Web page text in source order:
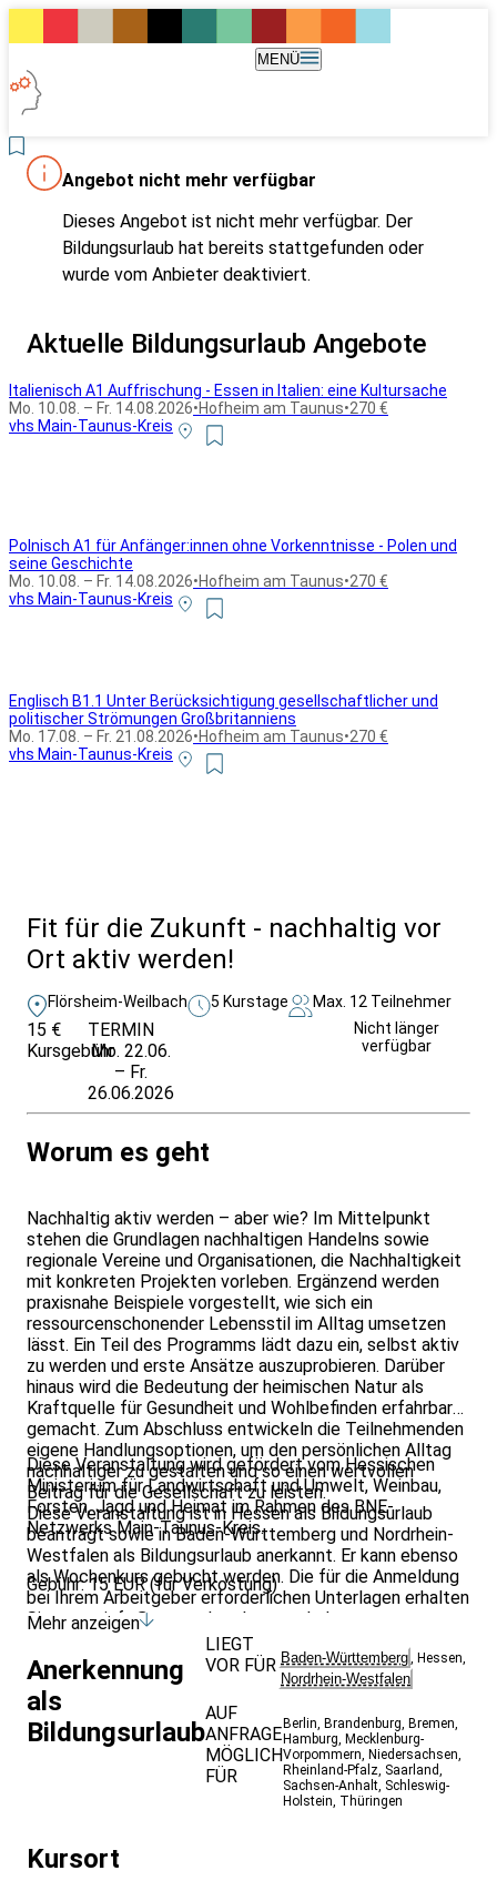
MENÜ
Angebot nicht mehr verfügbar
Dieses Angebot ist nicht mehr verfügbar. Der
Bildungsurlaub hat bereits stattgefunden oder
wurde vom Anbieter deaktiviert.
Aktuelle Bildungsurlaub Angebote
Italienisch A1 Auffrischung - Essen in Italien: eine Kultursache
Mo. 10.08. – Fr. 14.08.2026•Hofheim am Taunus•270 €
vhs Main-Taunus-Kreis
Polnisch A1 für Anfänger:innen ohne Vorkenntnisse - Polen und
seine Geschichte
Mo. 10.08. – Fr. 14.08.2026•Hofheim am Taunus•270 €
vhs Main-Taunus-Kreis
Englisch B1.1 Unter Berücksichtigung gesellschaftlicher und
politischer Strömungen Großbritanniens
Mo. 17.08. – Fr. 21.08.2026•Hofheim am Taunus•270 €
vhs Main-Taunus-Kreis
Fit für die Zukunft - nachhaltig vor
Ort aktiv werden!
Flörsheim-Weilbach 5 Kurstage Max. 12 Teilnehmer
15 €
Kursgebühr
TERMIN
Mo. 22.06.
– Fr.
26.06.2026
Nicht länger
verfügbar
Worum es geht
Nachhaltig aktiv werden – aber wie? Im Mittelpunkt
stehen die Grundlagen nachhaltigen Handelns sowie
regionale Vereine und Organisationen, die Nachhaltigkeit
mit konkreten Projekten vorleben. Ergänzend werden
praxisnahe Beispiele vorgestellt, wie sich ein
ressourcenschonender Lebensstil im Alltag umsetzen
lässt. Ein Teil des Programms lädt dazu ein, selbst aktiv
zu werden und erste Ansätze auszuprobieren. Darüber
hinaus wird die Bedeutung der heimischen Natur als
Kraftquelle für Gesundheit und Wohlbefinden erfahrbar
gemacht. Zum Abschluss entwickeln die Teilnehmenden
eigene Handlungsoptionen, um den persönlichen Alltag
nachhaltiger zu gestalten und so einen wertvollen
Beitrag für die Gesellschaft zu leisten.
Diese Veranstaltung ist in Hessen als Bildungsurlaub
beantragt sowie in Baden-Württemberg und Nordrhein-
Westfalen als Bildungsurlaub anerkannt. Er kann ebenso
als Wochenkurs gebucht werden. Die für die Anmeldung
bei Ihrem Arbeitgeber erforderlichen Unterlagen erhalten
Sie unter:info@naturschutzhaus-mtk.de
Diese Veranstaltung wird gefördert vom Hessischen
Ministerium für Landwirtschaft und Umwelt, Weinbau,
Forsten, Jagd und Heimat im Rahmen des BNE-
Netzwerks Main-Taunus-Kreis.
Gebühr: 15 EUR (für Verkostung)
Mehr anzeigen
Anerkennung
als
Bildungsurlaub
LIEGT
VOR FÜR Baden-Württemberg ,Hessen
Nordrhein-Westfalen
AUF
ANFRAGE
MÖGLICH
FÜR
Berlin Brandenburg Bremen
Hamburg Mecklenburg-
Vorpommern Niedersachsen
Rheinland-Pfalz Saarland
Sachsen-Anhalt Schleswig-
Holstein Thüringen
Kursort